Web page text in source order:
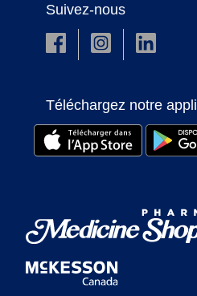
Suivez-nous
Téléchargez notre appli